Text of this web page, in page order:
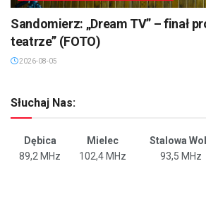
Sandomierz: „Dream TV” – finał
teatrze” (FOTO)
2026-08-05
Słuchaj Nas:
Dębica Mielec Stalowa
89,2 MHz
102,4 MHz 93,5 MHz